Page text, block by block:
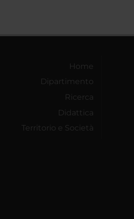
Home
Dipartimento
Ricerca
Didattica
Territorio e Società